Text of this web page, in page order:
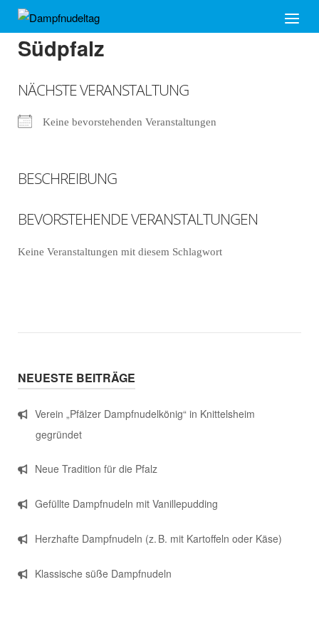
Skip
content
Home Menu
Südpfalz
NÄCHSTE VERANSTALTUNG
Keine bevorstehenden Veranstaltungen
BESCHREIBUNG
BEVORSTEHENDE VERANSTALTUNGEN
Keine Veranstaltungen mit diesem Schlagwort
NEUESTE BEITRÄGE
Verein „Pfälzer Dampfnudelkönig“ in Knittelsheim
gegründet
Neue Tradition für die Pfalz
Gefüllte Dampfnudeln mit Vanillepudding
Herzhafte Dampfnudeln (z. B. mit Kartoffeln oder Käse)
Klassische süße Dampfnudeln